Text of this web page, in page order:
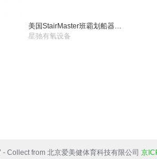
美国StairMaster班霸划船器HIIT ROWER
星驰有氧设备
Collect from 北京爱美健体育科技有限公司 京